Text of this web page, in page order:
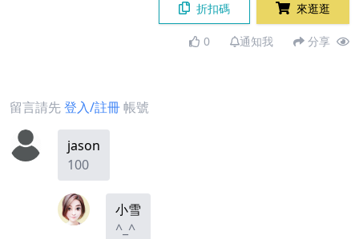
折扣碼 來逛逛
0 通知我 分享
留言請先登入/註冊帳號
jason
100
小雪
^_^